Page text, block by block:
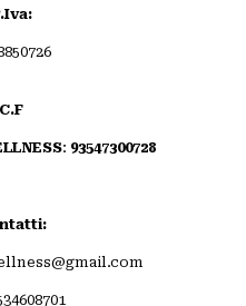
C.F
: 93547300728